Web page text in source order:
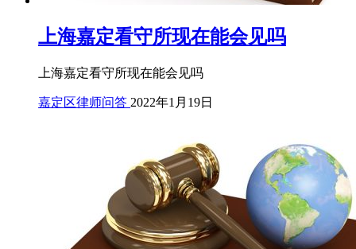
上海嘉定看守所现在能会见吗
上海嘉定看守所现在能会见吗
嘉定区律师问答 2022年1月19日